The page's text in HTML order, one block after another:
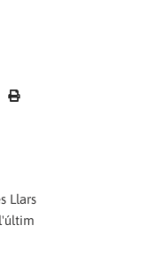
Llars